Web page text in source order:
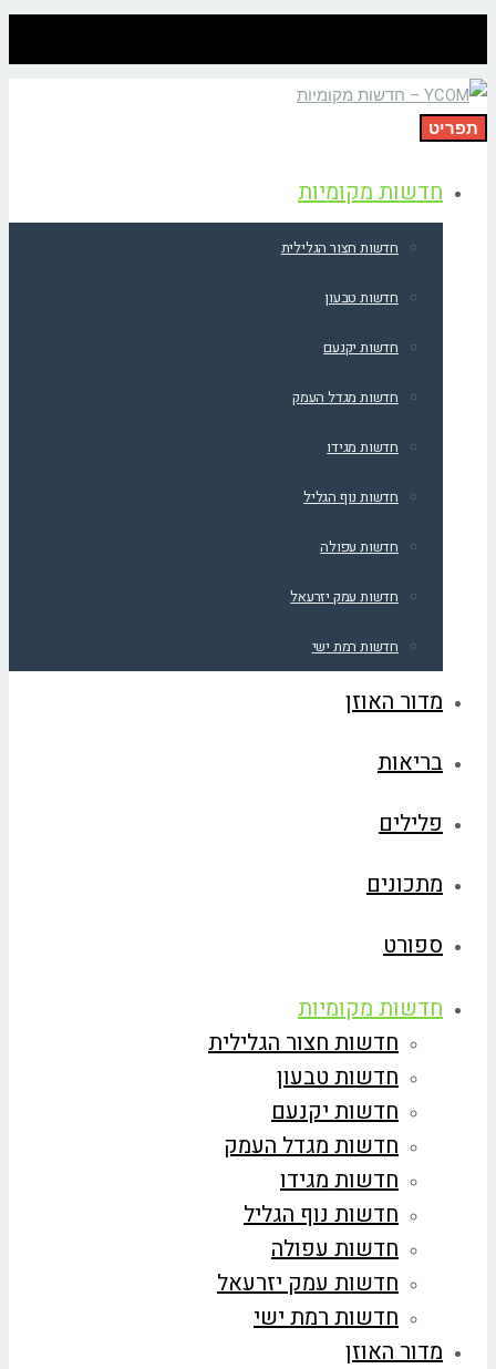
תפריט
חדשות מקומיות
חדשות חצור הגלילית
חדשות טבעון
חדשות יקנעם
חדשות מגדל העמק
חדשות מגידו
חדשות נוף הגליל
חדשות עפולה
חדשות עמק יזרעאל
חדשות רמת ישי
מדור האוזן
בריאות
פלילים
מתכונים
ספורט
חדשות מקומיות
חדשות חצור הגלילית
חדשות טבעון
חדשות יקנעם
חדשות מגדל העמק
חדשות מגידו
חדשות נוף הגליל
חדשות עפולה
חדשות עמק יזרעאל
חדשות רמת ישי
מדור האוזן